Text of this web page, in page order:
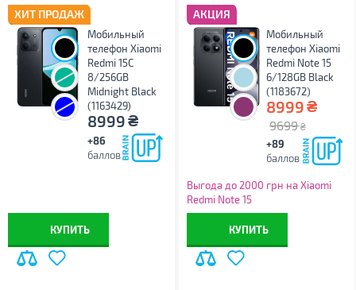
ХИТ ПРОДАЖ
Мобильный
телефон Xiaomi
Redmi 15C
8/256GB
Midnight Black
(1163429)
8999₴
+86
баллов
КУПИТЬ
АКЦИЯ
Мобильный
телефон Xiaomi
Redmi Note 15
6/128GB Black
(1183672)
8999₴
9699 ₴
+89
баллов
Выгода до 2000 грн на Xiaomi
Redmi Note 15
КУПИТЬ